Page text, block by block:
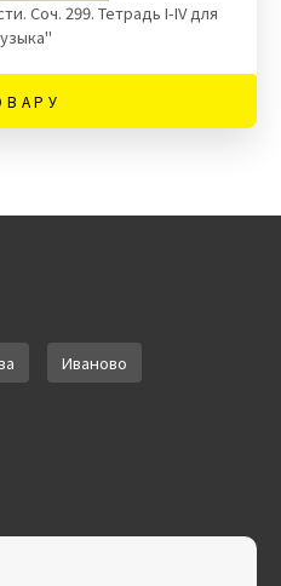
Соч. 299. Тетрадь I-IV для
Иваново